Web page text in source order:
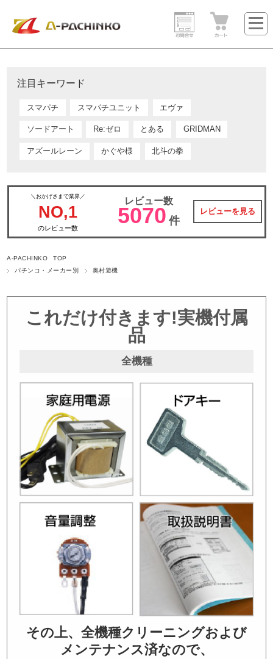
注目キーワード
スマパチ スマパチユニット エヴァ
ソードアート Re:ゼロ とある GRIDMAN
アズールレーン かぐや様 北斗の拳
＼おかげさまで業界／
NO,1
のレビュー数
レビュー数
5070 件
レビューを見る
A-PACHINKO TOP
パチンコ・メーカー別
奥村遊機
これだけ付きます!実機付属
品
全機種
その上、全機種クリーニングおよび
メンテナンス済なので、